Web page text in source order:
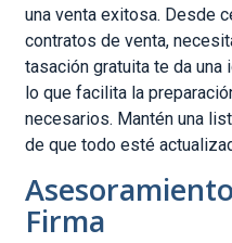
una venta exitosa. Desde
contratos de venta,
tasación gratuita te da una
lo que facilita la
necesarios. Mantén una
de que todo esté
Firma